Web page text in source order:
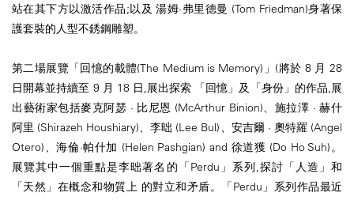
站在其下方以激活作品;以及 湯姆·弗里德曼 (Tom Friedman)身著保
護套裝的人型不銹鋼雕塑。
第二場展覽「回憶的載體(The Medium is Memory)」(將於 8 月 28
日開幕並持續至 9 月 18 日,展出探索 「回憶」及「身份」的作品,展
出藝術家包括麥克阿瑟 · 比尼恩 (McArthur Binion)、施拉澤 · 赫什
阿里 (Shirazeh Houshiary)、李昢 (Lee Bul)、安吉爾 · 奧特羅 (Angel
Otero)、海倫·帕什加 (Helen Pashgian) and 徐道獲 (Do Ho Suh)。
展覽其中一個重點是李昢著名的「Perdu」系列,探討「人造」和
「天然」在概念和物質上 的對立和矛盾。「Perdu」系列作品最近